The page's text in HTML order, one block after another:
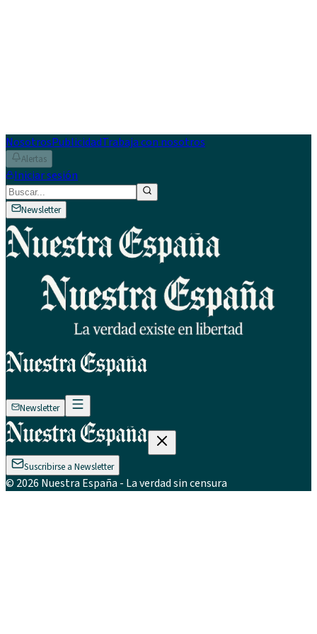
NosotrosPublicidadTrabaja con nosotros
Alertas
Iniciar sesión
Newsletter
Newsletter
Suscribirse a Newsletter
© 2026 Nuestra España - La verdad sin censura